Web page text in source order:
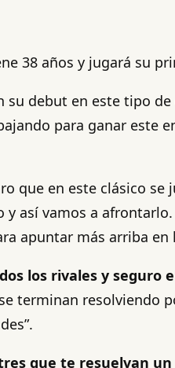
38 años y jugará su
debut en este tipo de
para ganar este
que en este clásico se
y así vamos a afrontarlo.
apuntar más arriba en
los rivales y seguro
terminan resolviendo
que te resuelvan